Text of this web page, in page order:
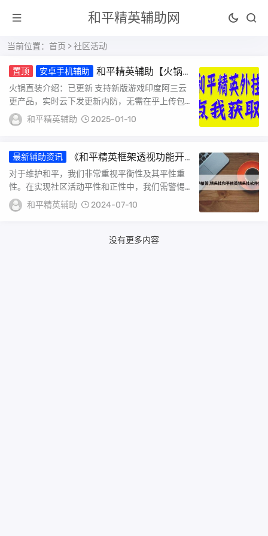
和平精英辅助网
当前位置： 首页 > 社区活动
置顶 安卓手机辅助
和平精英辅助【火锅直
装稳定版】支持新版本游戏 全图透视 开火
自瞄 人物加速大黑耗子
火锅直装介绍：已更新 支持新版游戏印度阿三云
更产品，实时云下发更新内防，无需在乎上传包的
时间支持最新版和平精英还是原来的味道 还是一
样的...
和平精英辅助 2025-01-10
最新辅助资讯
《和平精英框架透视功能开
启指南》_和平精英怎么开框架透视
对于维护和平，我们非常重视平衡性及其平性重
性。在实现社区活动平性和正性中，我们需警惕非
正常情况出现。任何游戏规则设计都应明确竞争环
境设定...
和平精英辅助 2024-07-10
没有更多内容